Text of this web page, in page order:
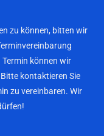
zu können, bitten wir
können wir
kontaktieren Sie
zu vereinbaren. Wir